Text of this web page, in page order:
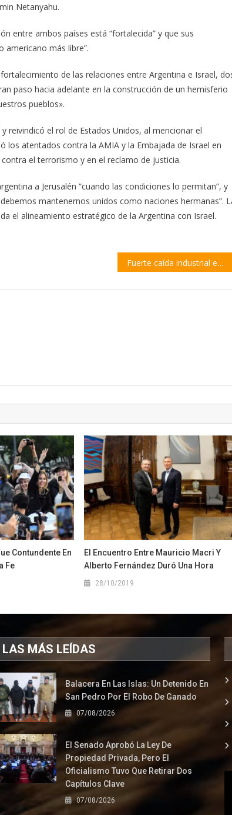
Netanyahu.
entre ambos países está “fortalecida” y que sus
americano más libre”.
de las relaciones entre Argentina e Israel,
paso hacia adelante en la construcción de un hemisferio
pueblos».
reivindicó el rol de Estados Unidos, al mencionar el
atentados contra la AMIA y la Embajada de Israel en
el terrorismo y en el reclamo de justicia.
a Jerusalén “cuando las condiciones lo permitan”, y
mantenernos unidos como naciones hermanas”.
el alineamiento estratégico de la Argentina con Israel.
Fuerte caída industrial en Santa Fe: retrocede casi 15%
Contundente En
Fe
El Encuentro Entre Mauricio Macri Y
Alberto Fernández Duró Una Hora
28/10/2019
LAS MÁS LEÍDAS
Balacera En Las Islas: Un Detenido En
San Pedro Por El Robo De Ganado
07/08/2026
El Senado Aprobó La Ley De
Propiedad Privada, Pero El
Oficialismo Tuvo Que Retirar Dos
Capítulos Clave
07/08/2026